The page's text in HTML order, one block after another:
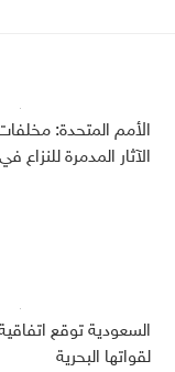
الأمم المتحدة:
الآثار المدمرة للنزاع
السعودية توقع
لقواتها البحرية